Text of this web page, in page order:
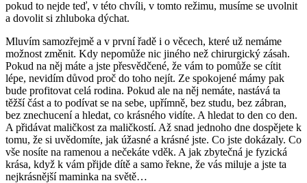
pokud to nejde teď, v této chvíli, v tomto režimu, musíme se uvolnit
a dovolit si zhluboka dýchat.
Mluvím samozřejmě a v první řadě i o věcech, které už nemáme
možnost změnit. Kdy nepomůže nic jiného než chirurgický zásah.
Pokud na něj máte a jste přesvědčené, že vám to pomůže se cítit
lépe, nevidím důvod proč do toho nejít. Ze spokojené mámy pak
bude profitovat celá rodina. Pokud ale na něj nemáte, nastává ta
těžší část a to podívat se na sebe, upřímně, bez studu, bez zábran,
bez znechucení a hledat, co krásného vidíte. A hledat to den co den.
A přidávat maličkost za maličkostí. Až snad jednoho dne dospějete k
tomu, že si uvědomíte, jak úžasné a krásné jste. Co jste dokázaly. Co
vše nosíte na ramenou a nečekáte vděk. A jak zbytečná je fyzická
krása, když k vám přijde dítě a samo řekne, že vás miluje a jste ta
nejkrásnější maminka na světě…